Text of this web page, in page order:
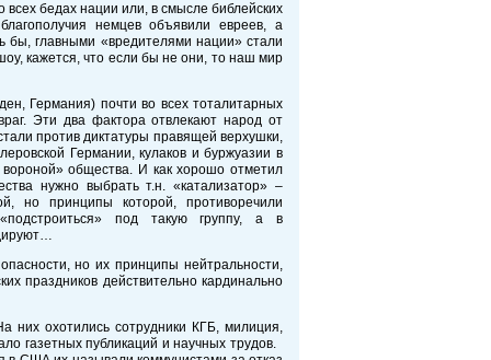
бедах нации или, в смысле библейских
немцев объявили евреев, а
бы, главными «вредителями нации» стали
кажется, что если бы не они, то наш мир
Германия) почти во всех тоталитарных
Эти два фактора отвлекают народ от
против диктатуры правящей верхушки,
Германии, кулаков и буржуазии в
вороной» общества. И как хорошо отметил
нужно выбрать т.н. «катализатор» –
но принципы которой, противоречили
под такую группу, а в
но их принципы нейтральности,
праздников действительно кардинально
них охотились сотрудники КГБ, милиция,
газетных публикаций и научных трудов.